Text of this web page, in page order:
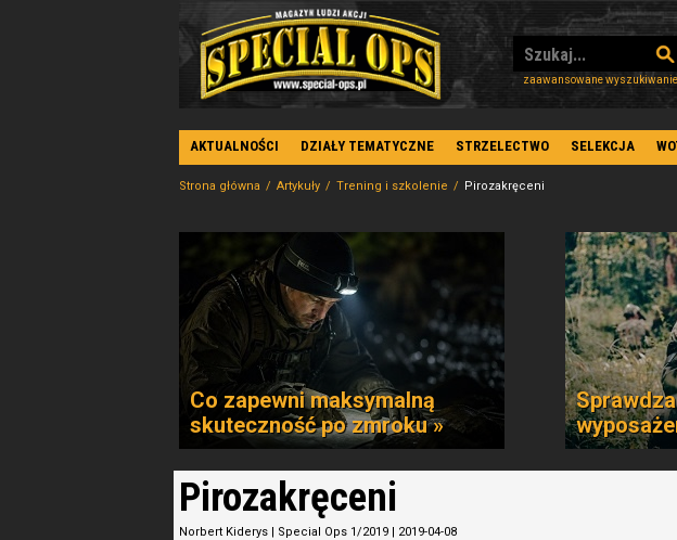
zaawansowane wyszukiwanie
AKTUALNOŚCI DZIAŁY TEMATYCZNE STRZELECTWO SELEKCJA
Strona główna Artykuły Trening i szkolenie Pirozakręceni
Co zapewni maksymalną
skuteczność po zmroku »
Pirozakręceni
Norbert Kiderys | Special Ops 1/2019 | 2019-04-08